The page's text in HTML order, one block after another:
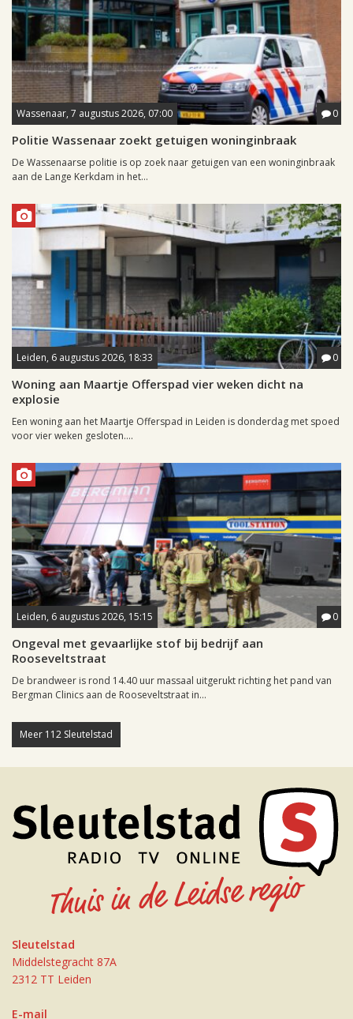
Wassenaar, 7 augustus 2026, 07:00 0
Politie Wassenaar zoekt getuigen woninginbraak
De Wassenaarse politie is op zoek naar getuigen van een woninginbraak
aan de Lange Kerkdam in het...
Leiden, 6 augustus 2026, 18:33 0
Woning aan Maartje Offerspad vier weken dicht na
explosie
Een woning aan het Maartje Offerspad in Leiden is donderdag met spoed
voor vier weken gesloten....
Leiden, 6 augustus 2026, 15:15 0
Ongeval met gevaarlijke stof bij bedrijf aan
Rooseveltstraat
De brandweer is rond 14.40 uur massaal uitgerukt richting het pand van
Bergman Clinics aan de Rooseveltstraat in...
Meer 112 Sleutelstad
Sleutelstad
Middelstegracht 87A
2312 TT Leiden
E-mail